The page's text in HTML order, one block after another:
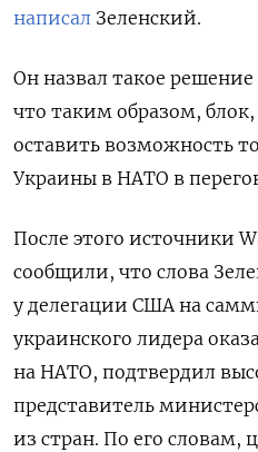
написал Зеленский.
Он назвал такое
что таким образом,
оставить возможность
Украины в НАТО в
После этого источники
сообщили, что слова
у делегации США на
украинского лидера
на НАТО, подтвердил
представитель
из стран. По его словам,